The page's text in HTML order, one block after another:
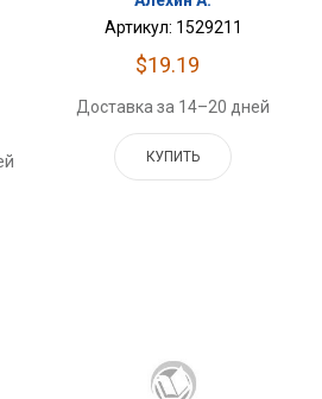
Артикул: 1529211
$19.19
Доставка за 14–20 дней
КУПИТЬ